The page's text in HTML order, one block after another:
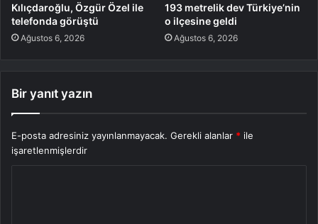
Kılıçdaroğlu, Özgür Özel ile
telefonda görüştü
Ağustos 6, 2026
193 metrelik dev Türkiye’nin
o ilçesine geldi
Ağustos 6, 2026
Bir yanıt yazın
E-posta adresiniz yayınlanmayacak. Gerekli alanlar * ile
işaretlenmişlerdir